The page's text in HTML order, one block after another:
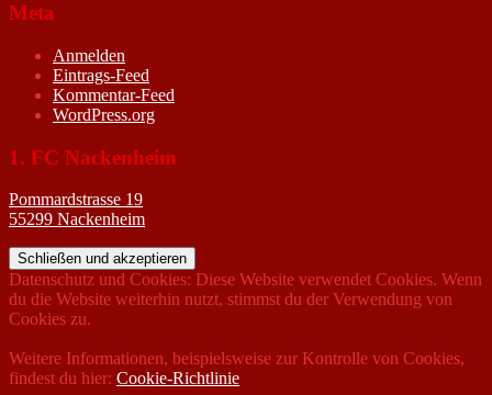
Meta
Anmelden
Eintrags-Feed
Kommentar-Feed
WordPress.org
1. FC Nackenheim
Pommardstrasse 19
55299 Nackenheim
Datenschutz und Cookies: Diese Website verwendet Cookies. Wenn
du die Website weiterhin nutzt, stimmst du der Verwendung von
Cookies zu.
Weitere Informationen, beispielsweise zur Kontrolle von Cookies,
findest du hier: Cookie-Richtlinie